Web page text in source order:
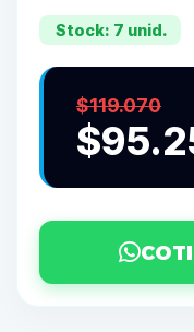
Stock: 7 unid.
$119.070